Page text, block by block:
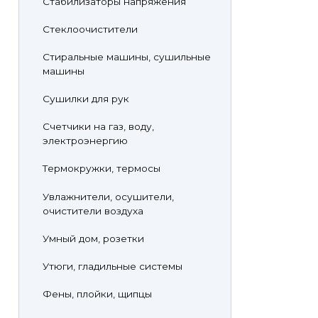
Стеклоочистители
Стиральные машины, сушильные
машины
Сушилки для рук
Счетчики на газ, воду,
электроэнергию
Термокружки, термосы
Увлажнители, осушители,
очистители воздуха
Умный дом, розетки
Утюги, гладильные системы
Фены, плойки, щипцы